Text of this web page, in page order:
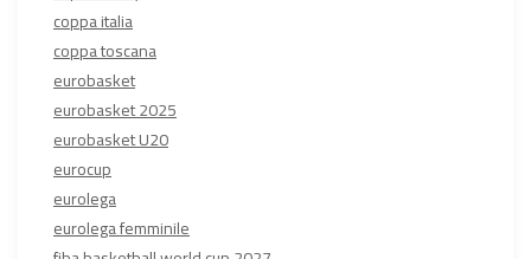
coppa italia
coppa toscana
eurobasket
eurobasket 2025
eurobasket U20
eurocup
eurolega
eurolega femminile